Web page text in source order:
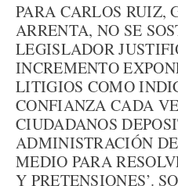
PARA CARLOS RUIZ,
ARRENTA, NO SE
LEGISLADOR
INCREMENTO
LITIGIOS COMO
CONFIANZA CADA
CIUDADANOS
ADMINISTRACIÓN
MEDIO PARA
Y PRETENSIONES’.